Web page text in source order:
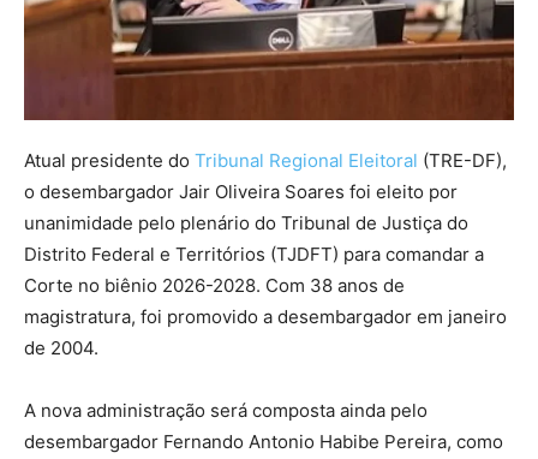
Atual presidente do Tribunal Regional Eleitoral (TRE-DF),
o desembargador Jair Oliveira Soares foi eleito por
unanimidade pelo plenário do Tribunal de Justiça do
Distrito Federal e Territórios (TJDFT) para comandar a
Corte no biênio 2026-2028. Com 38 anos de
magistratura, foi promovido a desembargador em janeiro
de 2004.
A nova administração será composta ainda pelo
desembargador Fernando Antonio Habibe Pereira, como